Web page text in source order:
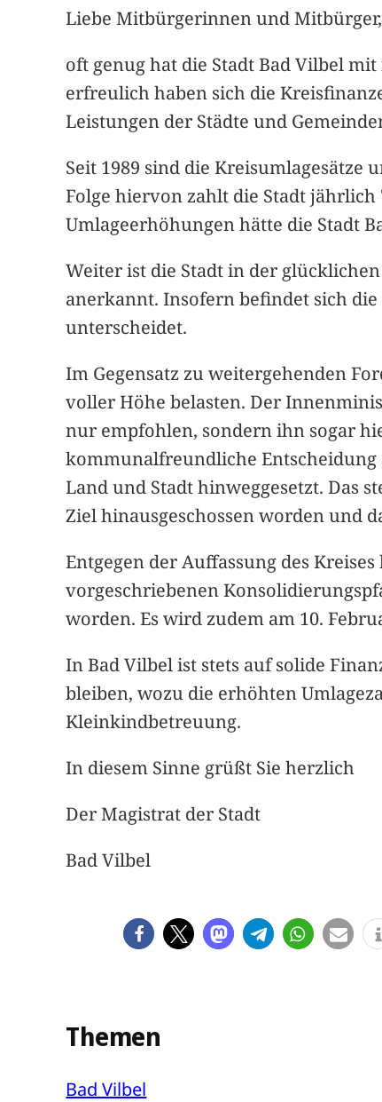
Liebe Mitbürgerinnen und Mitbürger,
oft genug hat die Stadt Bad Vilbel
erfreulich haben sich die
Leistungen der Städte und
Seit 1989 sind die Kreisumlagesätze
Folge hiervon zahlt die Stadt
Umlageerhöhungen hätte die Stadt
Weiter ist die Stadt in der
anerkannt. Insofern befindet sich
unterscheidet.
Im Gegensatz zu weitergehenden
voller Höhe belasten. Der
nur empfohlen, sondern ihn sogar
kommunalfreundliche
Land und Stadt hinweggesetzt. Das
Ziel hinausgeschossen worden und
Entgegen der Auffassung des
vorgeschriebenen
worden. Es wird zudem am 10.
In Bad Vilbel ist stets auf solide
bleiben, wozu die erhöhten
Kleinkindbetreuung.
In diesem Sinne grüßt Sie herzlich
Der Magistrat der Stadt
Bad Vilbel
Themen
Bad Vilbel